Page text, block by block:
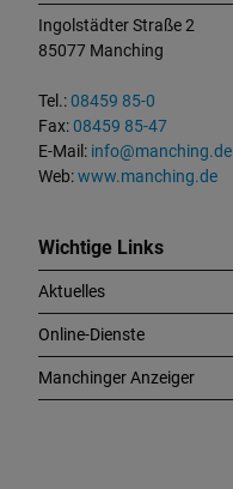
Ingolstädter Straße 2
85077 Manching
Tel.:08459 85-0
Fax:08459 85-47
E-Mail: info@manching.de
Web:www.manching.de
Wichtige Links
Aktuelles
Online-Dienste
Manchinger Anzeiger